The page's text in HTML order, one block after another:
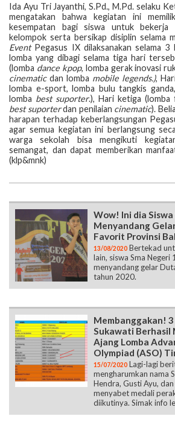
Ida Ayu Tri Jayanthi, S.Pd., M.Pd. selaku
mengatakan bahwa kegiatan ini
kesempatan bagi siswa untuk bekerja
kelompok serta bersikap disiplin selama
EventPegasus IX dilaksanakan selama 3
lomba yang dibagi selama tiga hari
(lomba dance kpop, lomba gerak inovasi
cinematicdan lomba mobile legends.),
lomba e-sport, lomba bulu tangkis
lomba best suporter.), Hari ketiga
best suporterdan penilaian cinematic).
harapan terhadap keberlangsungan
agar semua kegiatan ini berlangsung
warga sekolah bisa mengikuti
semangat, dan dapat memberikan
(klp&mnk)
Wow! Ini dia Siswa
Menyandang
Favorit Provinsi
13/08/2020 Bertekad
lain, siswa Sma Negeri
menyandang gelar
tahun 2020.
Membanggakan!
Sukawati Berhasil
Ajang Lomba
Olympiad (ASO)
15/07/2020 Lagi-lagi
mengharumkan nama
Hendra, Gusti Ayu,
menyabet medali
diikutinya. Simak info